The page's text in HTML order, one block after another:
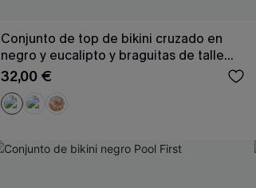
Conjunto de top de bikini cruzado en
negro y eucalipto y braguitas de talle
alto
32,00 €